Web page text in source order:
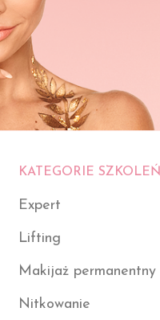
KATEGORIE SZKOLEŃ
Expert
Lifting
Makijaż permanentny
Nitkowanie